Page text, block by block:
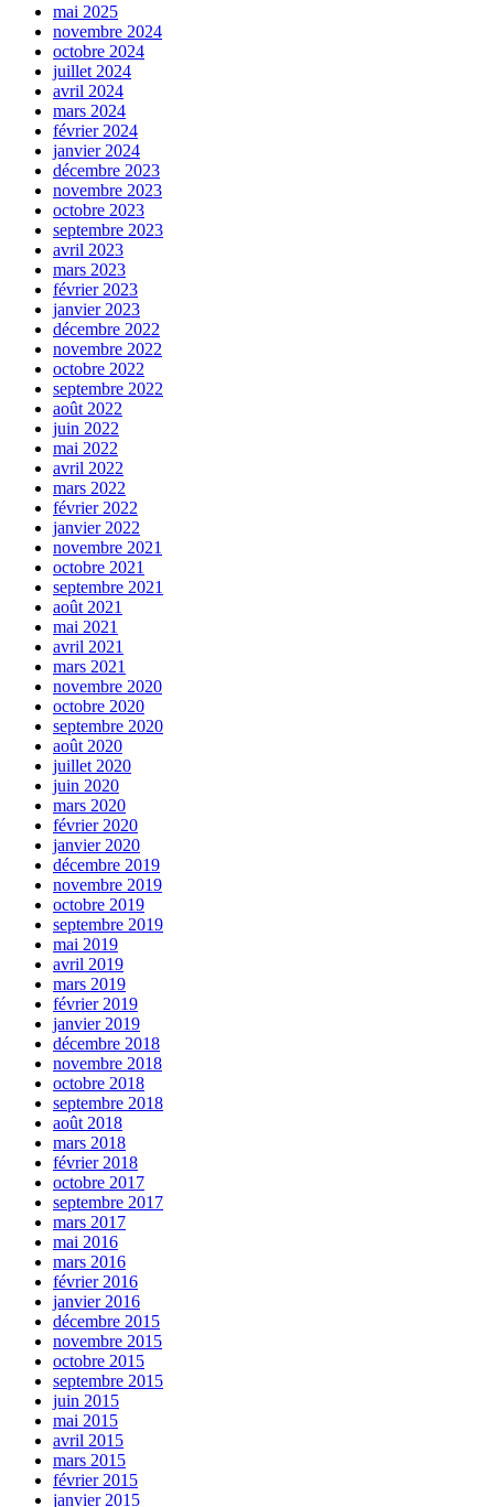
mai 2025
novembre 2024
octobre 2024
juillet 2024
avril 2024
mars 2024
février 2024
janvier 2024
décembre 2023
novembre 2023
octobre 2023
septembre 2023
avril 2023
mars 2023
février 2023
janvier 2023
décembre 2022
novembre 2022
octobre 2022
septembre 2022
août 2022
juin 2022
mai 2022
avril 2022
mars 2022
février 2022
janvier 2022
novembre 2021
octobre 2021
septembre 2021
août 2021
mai 2021
avril 2021
mars 2021
novembre 2020
octobre 2020
septembre 2020
août 2020
juillet 2020
juin 2020
mars 2020
février 2020
janvier 2020
décembre 2019
novembre 2019
octobre 2019
septembre 2019
mai 2019
avril 2019
mars 2019
février 2019
janvier 2019
décembre 2018
novembre 2018
octobre 2018
septembre 2018
août 2018
mars 2018
février 2018
octobre 2017
septembre 2017
mars 2017
mai 2016
mars 2016
février 2016
janvier 2016
décembre 2015
novembre 2015
octobre 2015
septembre 2015
juin 2015
mai 2015
avril 2015
mars 2015
février 2015
janvier 2015